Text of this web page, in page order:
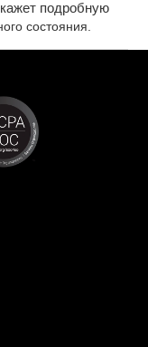
подробную
состояния.